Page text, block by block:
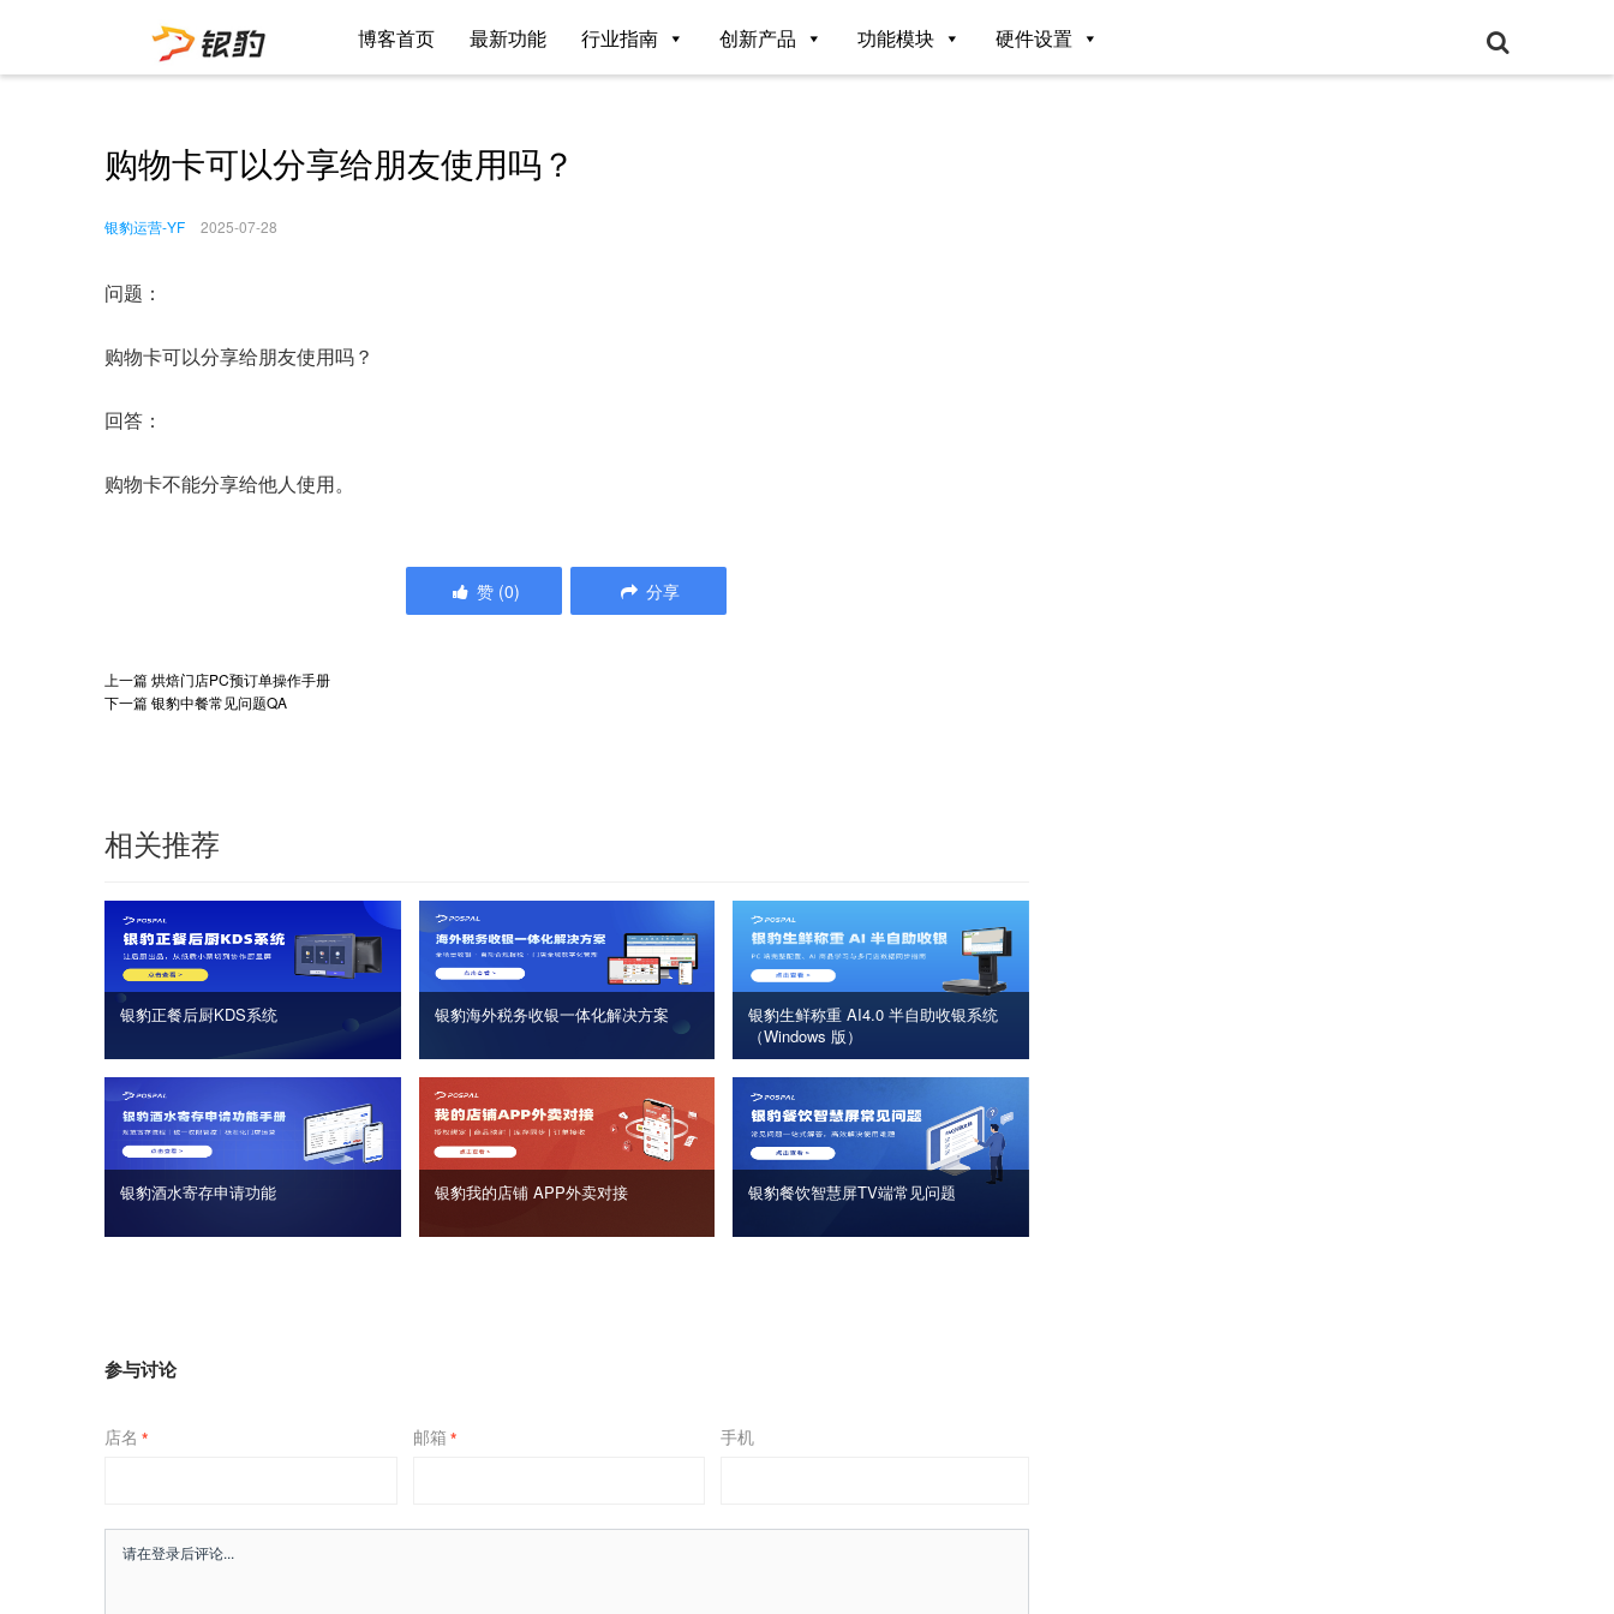
博客首页 最新功能 行业指南 创新产品 功能模块 硬件设置
购物卡可以分享给朋友使用吗？
银豹运营-YF 2025-07-28
问题：
购物卡可以分享给朋友使用吗？
回答：
购物卡不能分享给他人使用。
赞 (0) 分享
上一篇烘焙门店PC预订单操作手册
下一篇银豹中餐常见问题QA
相关推荐
银豹正餐后厨KDS系统 银豹海外税务收银一体化解决方案
银豹生鲜称重 AI4.0 半自助收银系统
（Windows 版）
银豹酒水寄存申请功能 银豹我的店铺 APP外卖对接 银豹餐饮智慧屏TV端常见问题
参与讨论
店名 * 邮箱 * 手机